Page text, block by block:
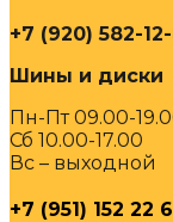
+7 (920) 582-12-
Шины и диски
Пн-Пт 09.00-
Сб 10.00-17.00
Вс – выходной
+7 (951) 152 22